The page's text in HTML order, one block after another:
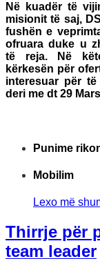
Në kuadër të
misionit të saj,
fushën e
ofruara duke u
të reja. Në
kërkesën për
interesuar për
deri me dt 29
Punime
Mobilim
Lexo më
Thirrje për
team leader